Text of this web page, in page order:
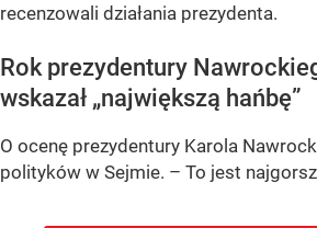
recenzowali działania prezydenta.
Rok prezydentury
wskazał „największą hańbę”
O ocenę prezydentury Karola
polityków w Sejmie. – To jest